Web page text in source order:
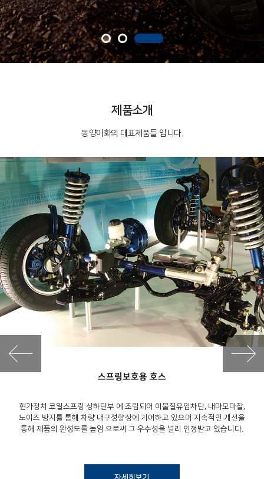
제품소개
동양이화의 대표제품들 입니다.
스프링보호용 호스
현가장치 코일스프링 상하단부 에 조립되어 이물질유입차단, 내마모마찰,
노이즈 방지를 통해 차량 내구성향상에 기여하고 있으며 지속적인 개선을
통해 제품의 완성도를 높임 으로써 그 우수성을 널리 인정받고 있습니다.
자세히보기